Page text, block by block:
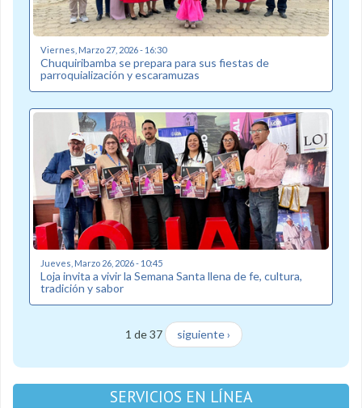
Viernes, Marzo 27, 2026 - 16:30
Chuquiribamba se prepara para sus fiestas de
parroquialización y escaramuzas
Jueves, Marzo 26, 2026 - 10:45
Loja invita a vivir la Semana Santa llena de fe, cultura,
tradición y sabor
1 de 37 siguiente ›
SERVICIOS EN LÍNEA